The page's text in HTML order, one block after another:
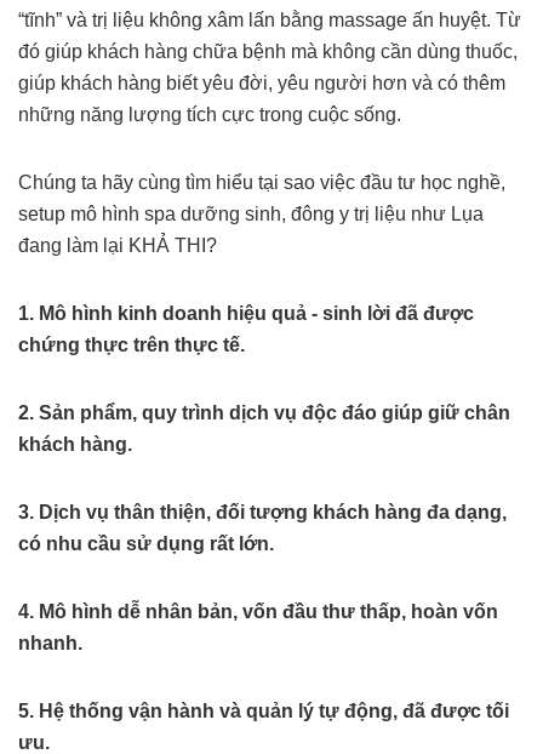
“tĩnh” và trị liệu không xâm lấn bằng massage ấn huyệt. Từ
đó giúp khách hàng chữa bệnh mà không cần dùng thuốc,
giúp khách hàng biết yêu đời, yêu người hơn và có thêm
những năng lượng tích cực trong cuộc sống.
Chúng ta hãy cùng tìm hiểu tại sao việc đầu tư học nghề,
setup mô hình spa dưỡng sinh, đông y trị liệu như Lụa
đang làm lại KHẢ THI?
1. Mô hình kinh doanh hiệu quả - sinh lời đã được
chứng thực trên thực tế.
2. Sản phẩm, quy trình dịch vụ độc đáo giúp giữ chân
khách hàng.
3. Dịch vụ thân thiện, đối tượng khách hàng đa dạng,
có nhu cầu sử dụng rất lớn.
4. Mô hình dễ nhân bản, vốn đầu thư thấp, hoàn vốn
nhanh.
5. Hệ thống vận hành và quản lý tự động, đã được tối
ưu.